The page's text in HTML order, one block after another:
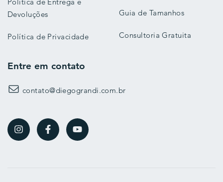
Devoluções
Política de Privacidade
Guia de Tamanhos
Consultoria Gratuita
Entre em contato
contato@diegograndi.com.br